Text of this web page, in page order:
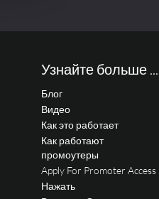
Узнайте больше ...
Блог
Видео
Как это работает
Как работают
промоутеры
Apply For Promoter Access
Нажать